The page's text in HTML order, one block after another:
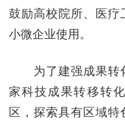
鼓励高校院所、医疗
小微企业使用。
为了建强成果转
家科技成果转移转
区，探索具有区域特